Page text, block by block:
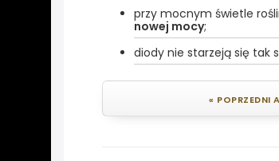
przy mocnym świetle
nowej mocy;
diody nie starzeją się tak
« POPRZEDNI